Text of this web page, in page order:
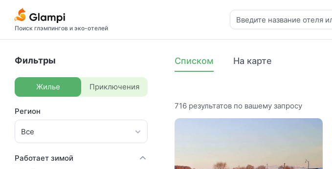
Поиск глэмпингов и эко-отелей
Фильтры
Жилье Приключения
Регион
Все
Работает зимой
Списком На карте
716 результатов по вашему запросу